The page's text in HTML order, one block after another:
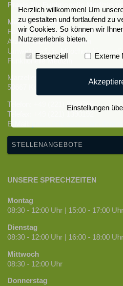
Praxis für Funktionelle Medizin
Matthias Salewski
Facharzt für Innere Medizin /
Arzt für Naturheilverfahren
Umweltmedizin,
Funktionelle Medizin
Marzellenstraße 1
50667 Köln
Telefon: +49 (221) 9129766
Telefax: +49 (221) 1390192
E-Mail:
STELLENANGEBOTE
UNSERE SPRECHZEITEN
Montag
08:30 - 12:00 Uhr | 15:00 - 17:00 Uhr
Dienstag
08:30 - 12:00 Uhr | 16:00 - 18:00 Uhr
Mittwoch
08:30 - 12:00 Uhr
Donnerstag
Herzlich willkommen! Um
zu gestalten und fortlaufend zu
wir Cookies. So können wir
Nutzererlebnis bieten.
Essenziell Externe
Einstellungen